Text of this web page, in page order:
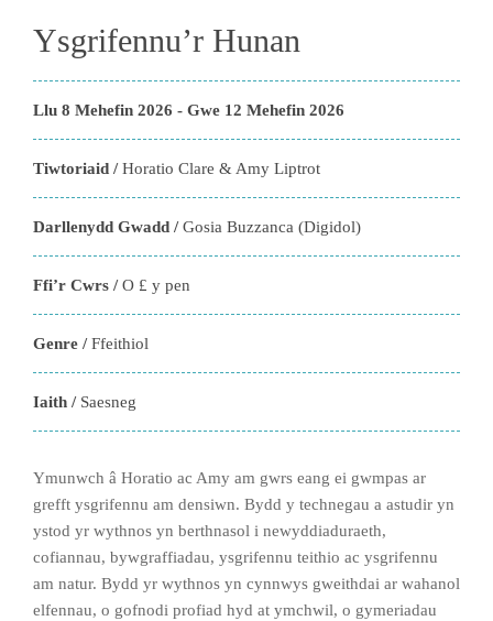
Ysgrifennu’r Hunan
Llu 8 Mehefin 2026 - Gwe 12 Mehefin 2026
Tiwtoriaid /Horatio Clare & Amy Liptrot
Darllenydd Gwadd /Gosia Buzzanca (Digidol)
Ffi’r Cwrs /O £ y pen
Genre /Ffeithiol
Iaith / Saesneg
Ymunwch â Horatio ac Amy am gwrs eang ei gwmpas ar
grefft ysgrifennu am densiwn. Bydd y technegau a astudir yn
ystod yr wythnos yn berthnasol i newyddiaduraeth,
cofiannau, bywgraffiadau, ysgrifennu teithio ac ysgrifennu
am natur. Bydd yr wythnos yn cynnwys gweithdai ar wahanol
elfennau, o gofnodi profiad hyd at ymchwil, o gymeriadau